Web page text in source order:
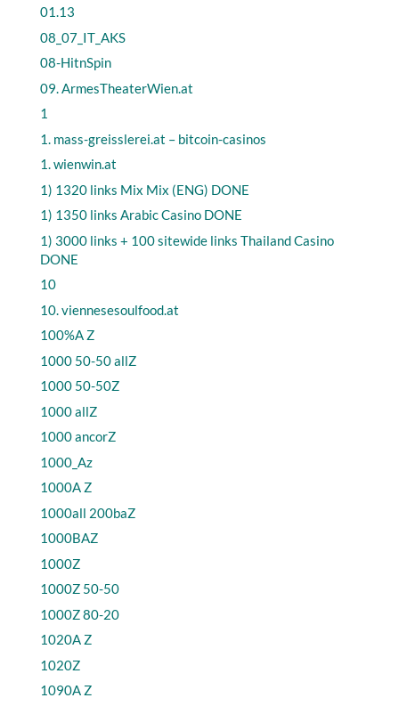
01.13
08_07_IT_AKS
08-HitnSpin
09. ArmesTheaterWien.at
1
1. mass-greisslerei.at – bitcoin-casinos
1. wienwin.at
1) 1320 links Mix Mix (ENG) DONE
1) 1350 links Arabic Casino DONE
1) 3000 links + 100 sitewide links Thailand Casino
DONE
10
10. viennesesoulfood.at
100%A Z
1000 50-50 allZ
1000 50-50Z
1000 allZ
1000 ancorZ
1000_Az
1000A Z
1000all 200baZ
1000BAZ
1000Z
1000Z 50-50
1000Z 80-20
1020A Z
1020Z
1090A Z